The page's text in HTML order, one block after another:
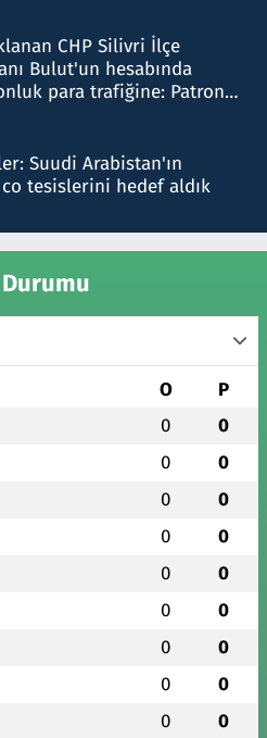
CHP Silivri İlçe
Bulut'un hesabında
para trafiğine: Patron
Suudi Arabistan'ın
tesislerini hedef aldık
O P
0 0
0 0
0 0
0 0
0 0
0 0
0 0
0 0
0 0